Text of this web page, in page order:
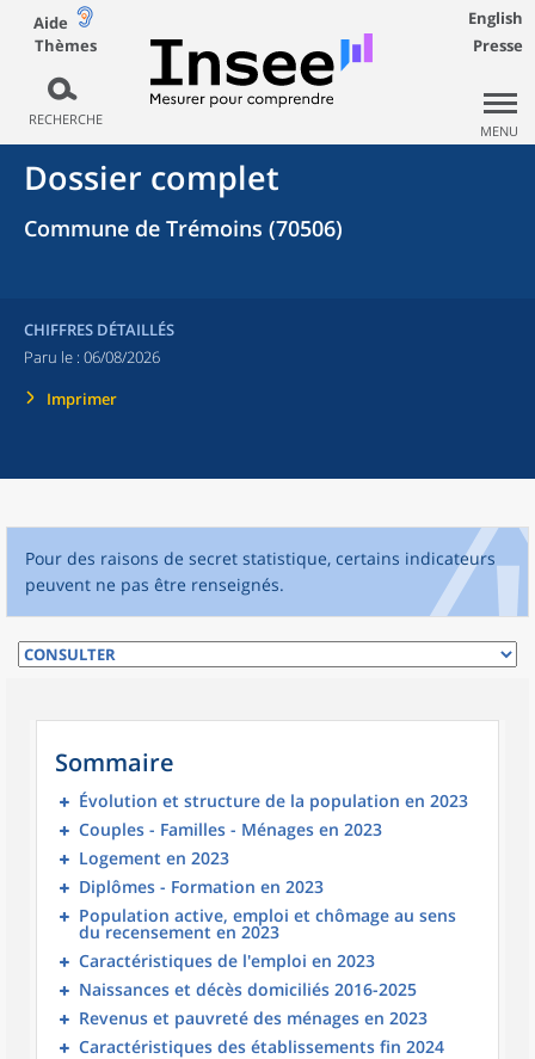
Aide
Thèmes
RECHERCHE
English
Presse
MENU
Dossier complet
Commune de Trémoins (70506)
CHIFFRES DÉTAILLÉS
Paru le : 06/08/2026
Imprimer
Pour des raisons de secret statistique, certains indicateurs
peuvent ne pas être renseignés.
Sommaire
Évolution et structure de la population en 2023
Couples - Familles - Ménages en 2023
Logement en 2023
Diplômes - Formation en 2023
Population active, emploi et chômage au sens
du recensement en 2023
Caractéristiques de l'emploi en 2023
Naissances et décès domiciliés 2016-2025
Revenus et pauvreté des ménages en 2023
Caractéristiques des établissements fin 2024